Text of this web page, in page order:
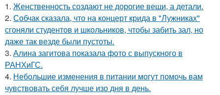
1. Женственность создают не дорогие вещи, а детали.
2. Собчак сказала, что на концерт крида в "Лужниках"
сгоняли студентов и школьников, чтобы забить зал, но
даже так везде были пустоты.
3. Алина загитова показала фото с выпускного в
РАНХиГС.
4. Небольшие изменения в питании могут помочь вам
чувствовать себя лучше изо дня в день.